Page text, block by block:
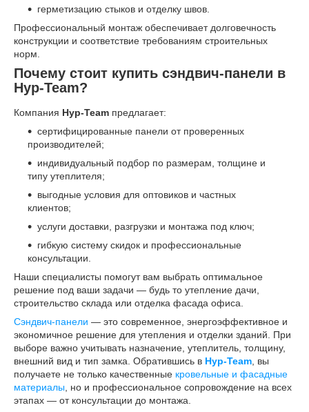
герметизацию стыков и отделку швов.
Профессиональный монтаж обеспечивает долговечность
конструкции и соответствие требованиям строительных
норм.
Почему стоит купить сэндвич-панели в
Нур-Team?
Компания Нур-Team предлагает:
сертифицированные панели от проверенных
производителей;
индивидуальный подбор по размерам, толщине и
типу утеплителя;
выгодные условия для оптовиков и частных
клиентов;
услуги доставки, разгрузки и монтажа под ключ;
гибкую систему скидок и профессиональные
консультации.
Наши специалисты помогут вам выбрать оптимальное
решение под ваши задачи — будь то утепление дачи,
строительство склада или отделка фасада офиса.
Сэндвич-панели — это современное, энергоэффективное и
экономичное решение для утепления и отделки зданий. При
выборе важно учитывать назначение, утеплитель, толщину,
внешний вид и тип замка. Обратившись в Нур-Team , вы
получаете не только качественные кровельные и фасадные
материалы , но и профессиональное сопровождение на всех
этапах — от консультации до монтажа.